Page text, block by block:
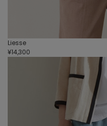
Liesse
¥14,300